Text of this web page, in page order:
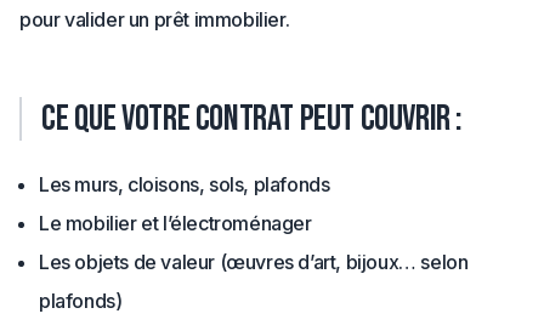
pour valider un prêt immobilier.
Ce que votre contrat peut couvrir :
Les murs, cloisons, sols, plafonds
Le mobilier et l’électroménager
Les objets de valeur (œuvres d’art, bijoux… selon
plafonds)